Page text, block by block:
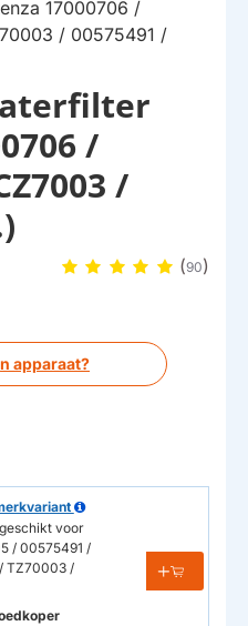
apparaat?
/
/
(90)
voor
/ 00575491 /
TZ70003 /